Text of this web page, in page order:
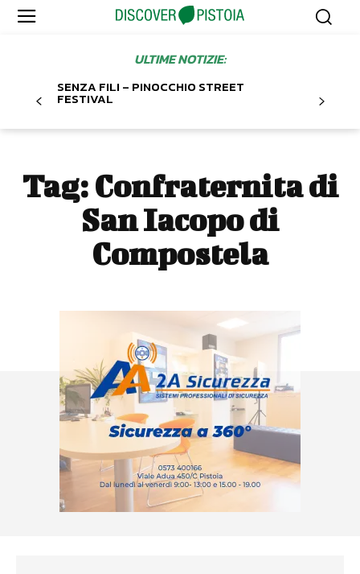
ULTIME NOTIZIE:
SENZA FILI – PINOCCHIO STREET
FESTIVAL
Tag: Confraternita di
San Iacopo di
Compostela